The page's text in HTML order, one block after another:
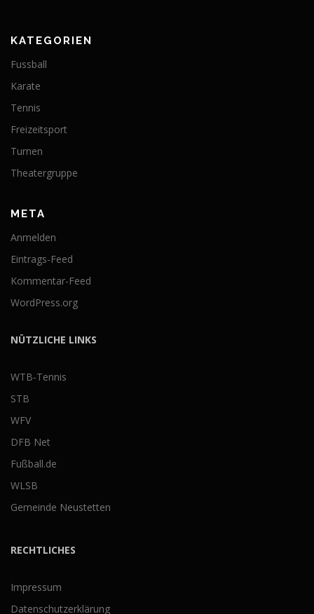
KATEGORIEN
Fussball
Karate
Tennis
Freizeitsport
Turnen
Theatergruppe
META
Anmelden
Eintrags-Feed
Kommentar-Feed
WordPress.org
NÜTZLICHE LINKS
WTB-Tennis
STB
WFV
DFB Net
Fußball.de
WLSB
Gemeinde Neustetten
RECHTLICHES
Impressum
Datenschutzerklärung